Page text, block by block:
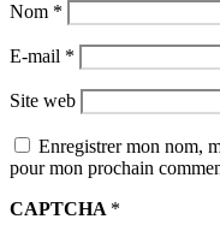
Nom *
E-mail *
Site web
Enregistrer mon nom,
pour mon prochain
CAPTCHA *